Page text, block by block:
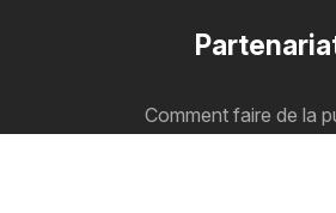
Comment faire de la